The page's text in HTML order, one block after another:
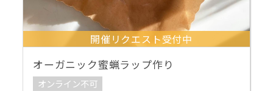
開催リクエスト受付中
オーガニック蜜蝋ラップ作り
オンライン不可